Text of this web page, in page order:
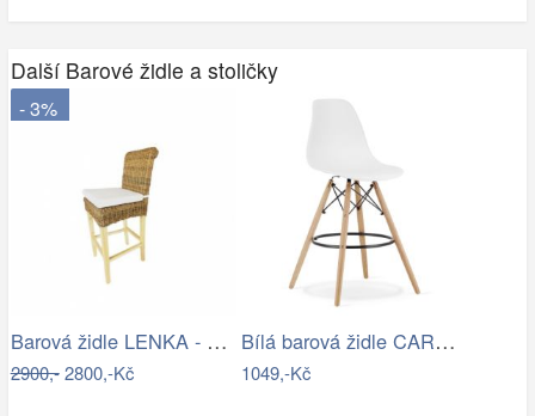
Další Barové židle a stoličky
- 3%
Barová židle LENKA - banánový list -…
2900,-2800,-Kč
Bílá barová židle CARBRY
1049,-Kč